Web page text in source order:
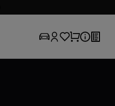
TOYOTA / PIXIS EPOCH